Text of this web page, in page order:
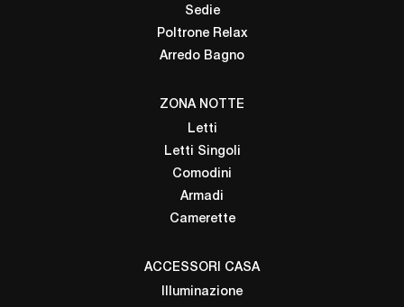
Sedie
Poltrone Relax
Arredo Bagno
ZONA NOTTE
Letti
Letti Singoli
Comodini
Armadi
Camerette
ACCESSORI CASA
Illuminazione